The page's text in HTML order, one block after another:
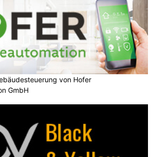
von Hofer
GmbH